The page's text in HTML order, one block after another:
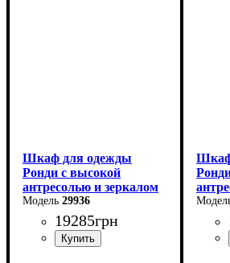
Шкаф для одежды
Ронди с высокой
антресолью и зеркалом
4 ДСП 29936
19285грн
Шкаф